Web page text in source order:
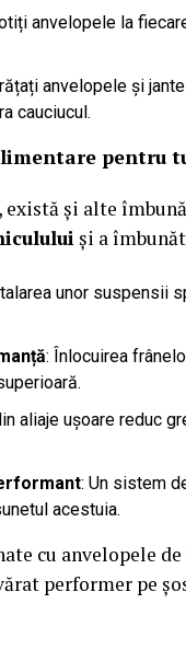
anvelopele la
anvelopele și
cauciucul.
pentru
există și alte
și a
unor suspensii
: Înlocuirea
aliaje ușoare reduc
: Un sistem
acestuia.
cu anvelopele
performer pe